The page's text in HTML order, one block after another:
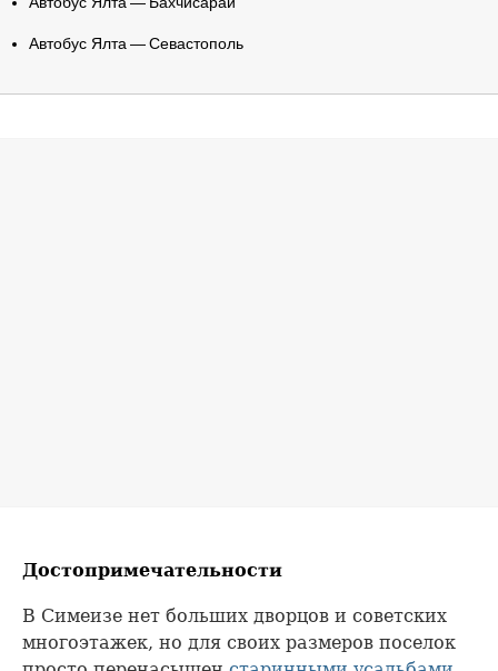
Автобус Ялта — Севастополь
Достопримечательности
В Симеизе нет больших дворцов и советских
многоэтажек, но для своих размеров поселок